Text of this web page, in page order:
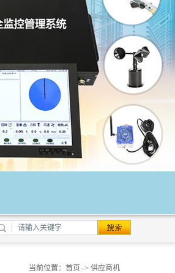
当前位置： 首页 -> 供应商机